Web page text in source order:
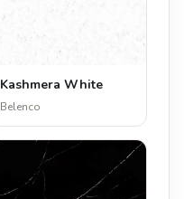
Kashmera White
Belenco